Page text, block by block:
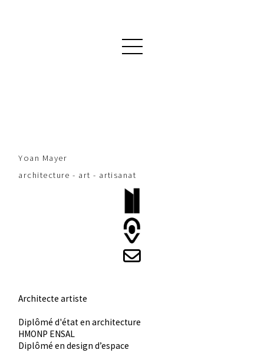
Yoan Mayer
architecture - art - artisanat
Architecte artiste
Diplômé d'état en architecture
HMONP ENSAL
Diplômé en design d’espace